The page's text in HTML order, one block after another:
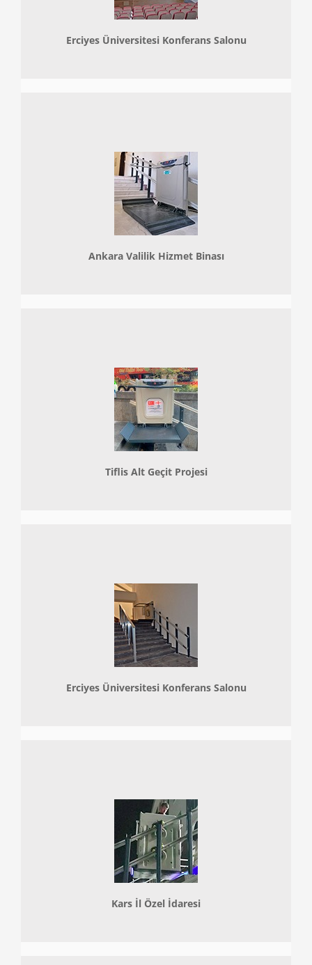
Erciyes Üniversitesi Konferans Salonu
Ankara Valilik Hizmet Binası
Tiflis Alt Geçit Projesi
Erciyes Üniversitesi Konferans Salonu
Kars İl Özel İdaresi